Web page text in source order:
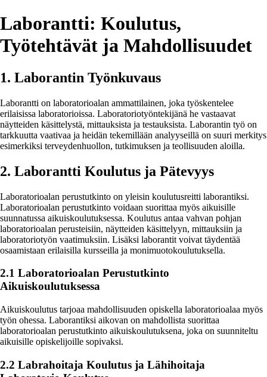
Laborantti: Koulutus,
Työtehtävät ja Mahdollisuudet
1. Laborantin Työnkuvaus
Laborantti on laboratorioalan ammattilainen, joka työskentelee
erilaisissa laboratorioissa. Laboratoriotyöntekijänä he vastaavat
näytteiden käsittelystä, mittauksista ja testauksista. Laborantin työ on
tarkkuutta vaativaa ja heidän tekemillään analyyseillä on suuri merkitys
esimerkiksi terveydenhuollon, tutkimuksen ja teollisuuden aloilla.
2. Laborantti Koulutus ja Pätevyys
Laboratorioalan perustutkinto on yleisin koulutusreitti laborantiksi.
Laboratorioalan perustutkinto voidaan suorittaa myös aikuisille
suunnatussa aikuiskoulutuksessa. Koulutus antaa vahvan pohjan
laboratorioalan perusteisiin, näytteiden käsittelyyn, mittauksiin ja
laboratoriotyön vaatimuksiin. Lisäksi laborantit voivat täydentää
osaamistaan erilaisilla kursseilla ja monimuotokoulutuksella.
2.1 Laboratorioalan Perustutkinto
Aikuiskoulutuksessa
Aikuiskoulutus tarjoaa mahdollisuuden opiskella laboratorioalaa myös
työn ohessa. Laborantiksi aikovan on mahdollista suorittaa
laboratorioalan perustutkinto aikuiskoulutuksena, joka on suunniteltu
aikuisille opiskelijoille sopivaksi.
2.2 Labrahoitaja Koulutus ja Lähihoitaja